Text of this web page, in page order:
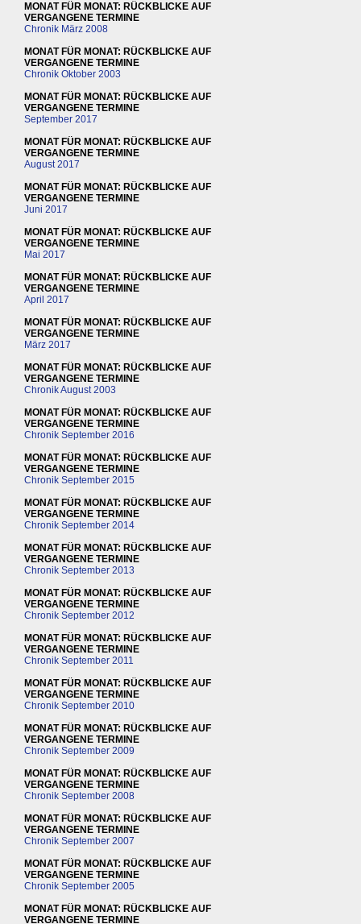
MONAT FÜR MONAT: RÜCKBLICKE AUF
VERGANGENE TERMINE
Chronik März 2008
MONAT FÜR MONAT: RÜCKBLICKE AUF
VERGANGENE TERMINE
Chronik Oktober 2003
MONAT FÜR MONAT: RÜCKBLICKE AUF
VERGANGENE TERMINE
September 2017
MONAT FÜR MONAT: RÜCKBLICKE AUF
VERGANGENE TERMINE
August 2017
MONAT FÜR MONAT: RÜCKBLICKE AUF
VERGANGENE TERMINE
Juni 2017
MONAT FÜR MONAT: RÜCKBLICKE AUF
VERGANGENE TERMINE
Mai 2017
MONAT FÜR MONAT: RÜCKBLICKE AUF
VERGANGENE TERMINE
April 2017
MONAT FÜR MONAT: RÜCKBLICKE AUF
VERGANGENE TERMINE
März 2017
MONAT FÜR MONAT: RÜCKBLICKE AUF
VERGANGENE TERMINE
Chronik August 2003
MONAT FÜR MONAT: RÜCKBLICKE AUF
VERGANGENE TERMINE
Chronik September 2016
MONAT FÜR MONAT: RÜCKBLICKE AUF
VERGANGENE TERMINE
Chronik September 2015
MONAT FÜR MONAT: RÜCKBLICKE AUF
VERGANGENE TERMINE
Chronik September 2014
MONAT FÜR MONAT: RÜCKBLICKE AUF
VERGANGENE TERMINE
Chronik September 2013
MONAT FÜR MONAT: RÜCKBLICKE AUF
VERGANGENE TERMINE
Chronik September 2012
MONAT FÜR MONAT: RÜCKBLICKE AUF
VERGANGENE TERMINE
Chronik September 2011
MONAT FÜR MONAT: RÜCKBLICKE AUF
VERGANGENE TERMINE
Chronik September 2010
MONAT FÜR MONAT: RÜCKBLICKE AUF
VERGANGENE TERMINE
Chronik September 2009
MONAT FÜR MONAT: RÜCKBLICKE AUF
VERGANGENE TERMINE
Chronik September 2008
MONAT FÜR MONAT: RÜCKBLICKE AUF
VERGANGENE TERMINE
Chronik September 2007
MONAT FÜR MONAT: RÜCKBLICKE AUF
VERGANGENE TERMINE
Chronik September 2005
MONAT FÜR MONAT: RÜCKBLICKE AUF
VERGANGENE TERMINE